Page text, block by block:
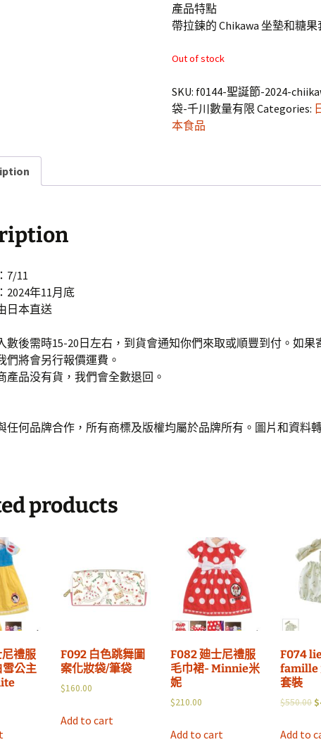
產品特點
帶拉鍊的 Chikawa 坐墊和糖果
Out of stock
SKU: f0144-聖誕節-2024-
袋-千川數量有限 Categories:
本食品
7/11
2024年11月底
日本直送
數後需時15-20日左右，到貨會通知你們來取或順豐到付。如果
們將會另行報價運費。
產品没有貨，我們會全數退回。
任何品牌合作，所有商標及版權均屬於品牌所有。圖片和資料
products
禮服
公主
F092 白色跳舞圖
案化妝袋/筆袋
$160.00
Add to cart
F082 廸士尼禮服
毛巾裙- Minnie米
妮
$210.00
Add to cart
F074
famille
套裝
$550.00 $
Add to